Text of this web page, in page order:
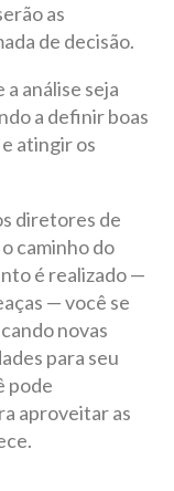
as
de decisão.
análise seja
a definir boas
atingir os
diretores de
caminho do
é realizado —
— você se
novas
para seu
pode
aproveitar as